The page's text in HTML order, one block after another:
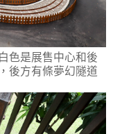
色是展售中心和後
後方有條夢幻隧道